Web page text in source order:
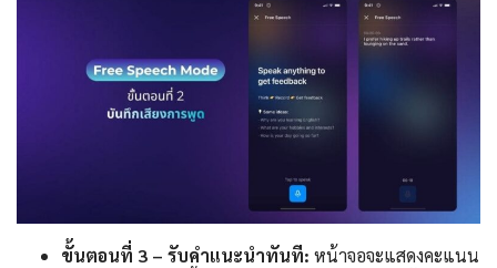
ขั้นตอนที่ 3 – รับคำแนะนำทันที: หน้าจอจะแสดงคะแนน